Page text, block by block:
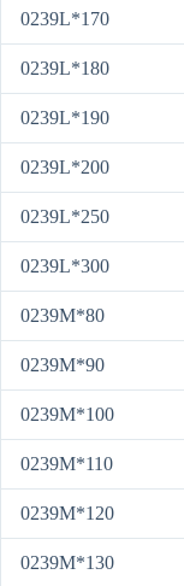
0239L*170
0239L*180
0239L*190
0239L*200
0239L*250
0239L*300
0239M*80
0239M*90
0239M*100
0239M*110
0239M*120
0239M*130